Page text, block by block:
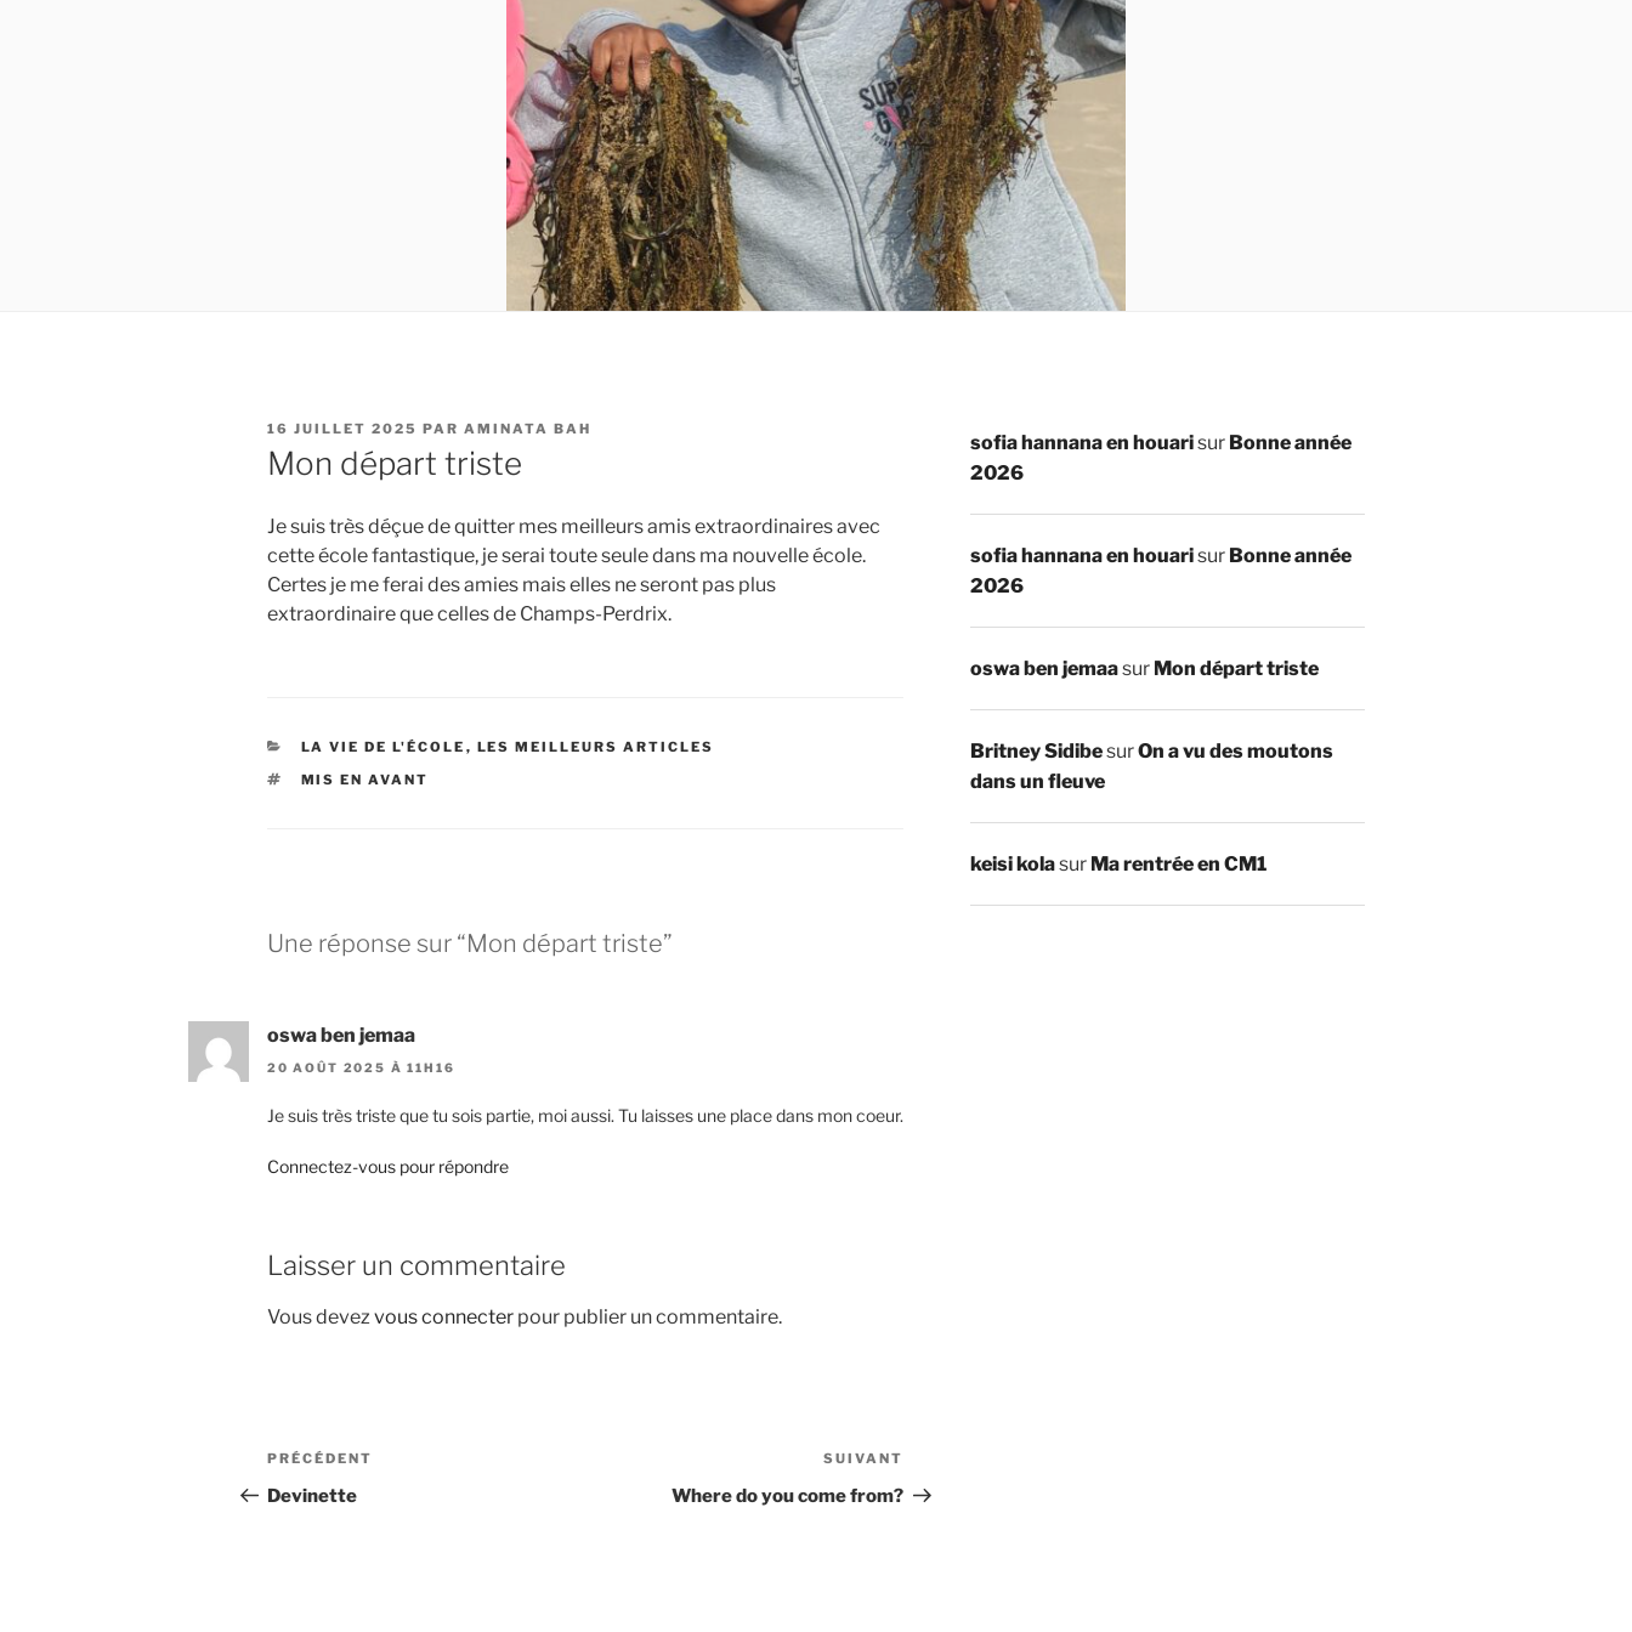
PUBLIÉ
LE
16 JUILLET 2025 PAR AMINATA BAH
Mon départ triste
Je suis très déçue de quitter mes meilleurs amis extraordinaires avec
cette école fantastique, je serai toute seule dans ma nouvelle école.
Certes je me ferai des amies mais elles ne seront pas plus
extraordinaire que celles de Champs-Perdrix.
CATÉGORIES
LA VIE DE L'ÉCOLE , LES MEILLEURS ARTICLES
ÉTIQUETTES
MIS EN AVANT
Une réponse sur “Mon départ triste”
oswa ben jemaa
20 AOÛT 2025 À 11H16
Je suis très triste que tu sois partie, moi aussi. Tu laisses une place dans mon coeur.
Connectez-vous pour répondre
Laisser un commentaire
Vous devezvous connecter pour publier un commentaire.
Navigation
de
Article
précédent
PRÉCÉDENT
Devinette
suivant
SUIVANT
Where do you come from?
sofia hannana en houarisur Bonne année
2026
sofia hannana en houarisur Bonne année
2026
oswa ben jemaasur Mon départ triste
Britney SidibesurOn a vu des moutons
dans un fleuve
keisi kolasur Ma rentrée en CM1